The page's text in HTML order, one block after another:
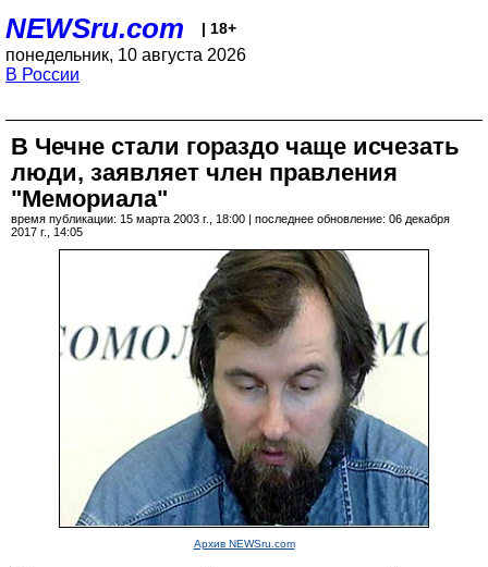
NEWSru.com | 18+
понедельник, 10 августа 2026
В России
В Чечне стали гораздо чаще исчезать
люди, заявляет член правления
"Мемориала"
время публикации: 15 марта 2003 г., 18:00 | последнее обновление: 06 декабря
2017 г., 14:05
Архив NEWSru.com